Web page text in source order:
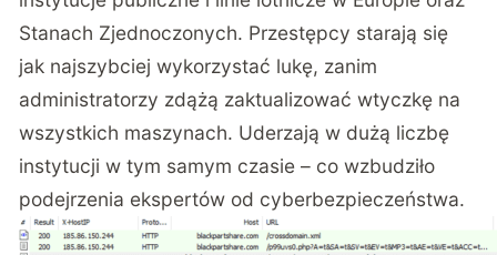
Stanach Zjednoczonych. Przestępcy starają się
jak najszybciej wykorzystać lukę, zanim
administratorzy zdążą zaktualizować wtyczkę na
wszystkich maszynach. Uderzają w dużą liczbę
instytucji w tym samym czasie – co wzbudziło
podejrzenia ekspertów od cyberbezpieczeństwa.